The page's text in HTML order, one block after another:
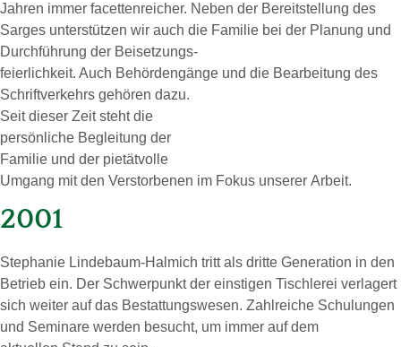
Jah­ren immer fa­cet­ten­rei­cher. Neben der Be­reit­stel­lung des
Sar­ges unterstützen wir auch die Familie bei der Pla­nung und
Durch­füh­rung der Bei­set­zungs­-
fei­er­lich­keit. Auch Be­hör­den­gän­ge und die Bearbeitung des
Schriftverkehrs gehören dazu.
Seit die­ser Zeit ste­ht die
per­sön­liche Be­glei­tung der
Fa­mi­lie und der pie­tät­vol­le
Um­gang mit den Ver­stor­benen im Fokus unserer Ar­beit.
2001
Stepha­nie Lin­de­baum-Hal­mich tritt als drit­te Ge­ne­ra­ti­on in den
Be­trieb ein. Der Schwer­punkt der eins­ti­gen Tisch­le­rei ver­la­gert
sich wei­ter auf das Be­stat­tungs­we­sen. Zahl­rei­che Schu­lun­gen
und Se­mi­na­re wer­den be­sucht, um immer auf dem